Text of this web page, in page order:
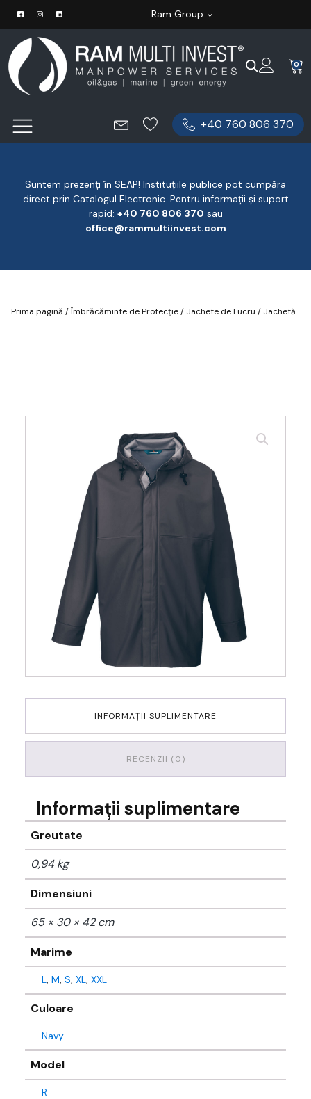
Ram Group
0
+40 760 806 370
Suntem prezenți în SEAP! Instituțiile publice pot cumpăra
direct prin Catalogul Electronic. Pentru informații și suport
rapid: ‪+40 760 806 370 ‬ sau
office@rammultiinvest.com
Prima pagină /Îmbrăcăminte de Protecție/ Jachete de Lucru / Jachetă
INFORMAȚII SUPLIMENTARE
RECENZII (0)
Informații suplimentare
Greutate
0,94 kg
Dimensiuni
65 × 30 × 42 cm
Marime
L, M, S, XL, XXL
Culoare
Navy
Model
R